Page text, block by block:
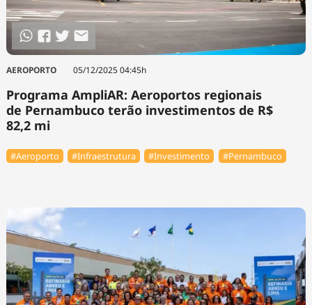
AEROPORTO 05/12/2025 04:45h
Programa AmpliAR: Aeroportos regionais
de Pernambuco terão investimentos de R$
82,2 mi
#Aeroporto #Infraestrutura #Investimento #Pernambuco